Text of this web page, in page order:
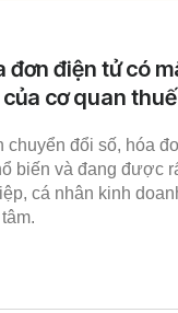
đơn điện tử có
cơ quan thuế
chuyển đổi số, hóa
biến và đang được
cá nhân kinh